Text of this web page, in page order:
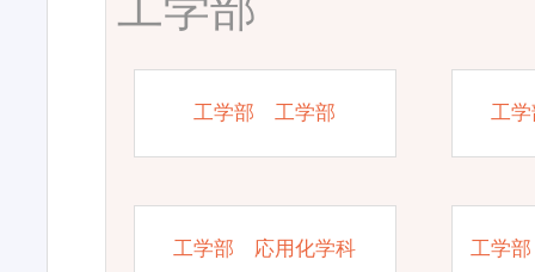
工学部 工学部 工
工学部 応用化学科 工学